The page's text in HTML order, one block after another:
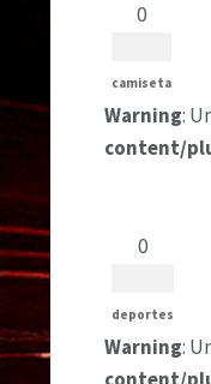
0
camiseta
Warning:
content/
0
deportes
Warning: